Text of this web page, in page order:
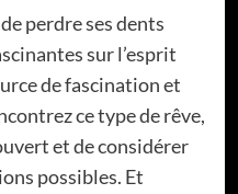
perdre ses dents
sur l’esprit
de fascination et
ce type de rêve,
et de considérer
possibles. Et